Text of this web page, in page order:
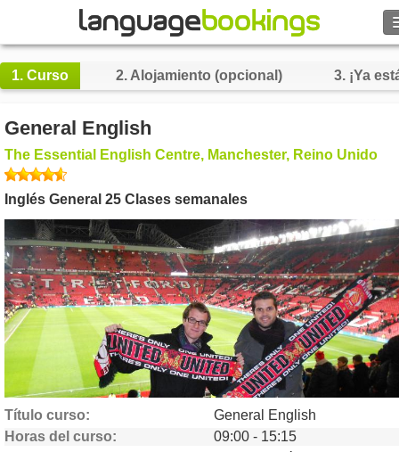
EXPLORAR
Identifícate
Ayuda
Moneda €
Idioma
1. Curso 2.Alojamiento (opcional) 3. ¡Ya
General English
The Essential English Centre, Manchester, Reino Unido
Inglés General 25 Clases semanales
Título curso
General English
Horas del curso
09:00 - 15:15